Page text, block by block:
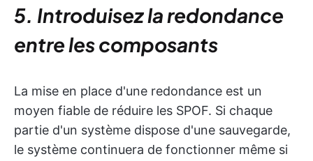
5. Introduisez la redondance
entre les composants
La mise en place d'une redondance est un
moyen fiable de réduire les SPOF. Si chaque
partie d'un système dispose d'une sauvegarde,
le système continuera de fonctionner même si